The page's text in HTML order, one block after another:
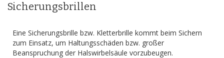
Inhalt
Sicherungsbrillen
Eine Sicherungsbrille bzw. Kletterbrille kommt beim Sichern
zum Einsatz, um Haltungsschäden bzw. großer
Beanspruchung der Halswirbelsäule vorzubeugen.